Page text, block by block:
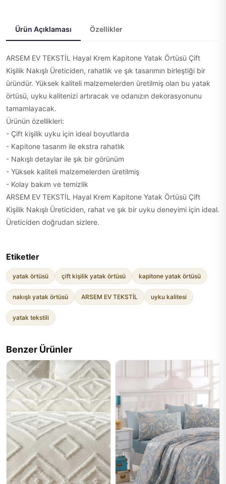
Ürün Açıklaması Özellikler
ARSEM EV TEKSTİL Hayal Krem Kapitone Yatak Örtüsü Çift
Kişilik Nakışlı Üreticiden, rahatlık ve şık tasarımın birleştiği bir
üründür. Yüksek kaliteli malzemelerden üretilmiş olan bu yatak
örtüsü, uyku kalitenizi artıracak ve odanızın dekorasyonunu
tamamlayacak.
Ürünün özellikleri:
- Çift kişilik uyku için ideal boyutlarda
- Kapitone tasarım ile ekstra rahatlık
- Nakışlı detaylar ile şık bir görünüm
- Yüksek kaliteli malzemelerden üretilmiş
- Kolay bakım ve temizlik
ARSEM EV TEKSTİL Hayal Krem Kapitone Yatak Örtüsü Çift
Kişilik Nakışlı Üreticiden, rahat ve şık bir uyku deneyimi için ideal.
Üreticiden doğrudan sizlere.
Etiketler
yatak örtüsü çift kişilik yatak örtüsü kapitone yatak örtüsü
nakışlı yatak örtüsü ARSEM EV TEKSTİL uyku kalitesi
yatak tekstili
Benzer Ürünler